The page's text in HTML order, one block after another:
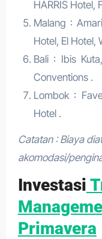
HARRIS Hotel,
Malang :
Hotel, El Hotel,
Bali : Ibis
Conventions .
Lombok :
Hotel .
Catatan : Biaya
akomodasi/
Investasi
Primavera